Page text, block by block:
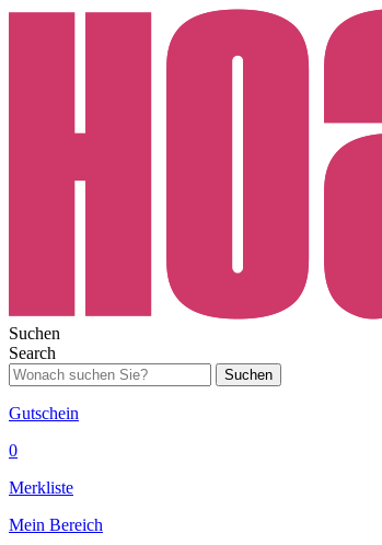
Suchen
Search
Suchen
Gutschein
0
Merkliste
Mein Bereich